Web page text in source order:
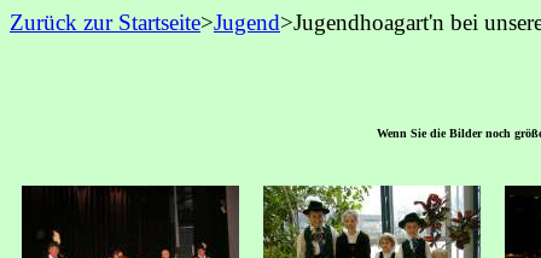
Zurück zur Startseite>Jugend>Jugendhoagart'n bei
Wenn Sie die Bilder noch